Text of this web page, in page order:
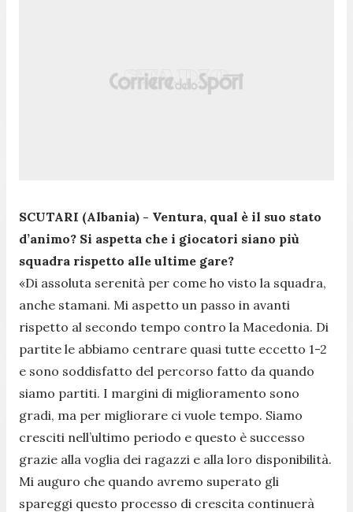
SCUTARI (Albania) - Ventura, qual è il suo stato
d’animo? Si aspetta che i giocatori siano più
squadra rispetto alle ultime gare?
«Di assoluta serenità per come ho visto la squadra,
anche stamani. Mi aspetto un passo in avanti
rispetto al secondo tempo contro la Macedonia. Di
partite le abbiamo centrare quasi tutte eccetto 1-2
e sono soddisfatto del percorso fatto da quando
siamo partiti. I margini di miglioramento sono
gradi, ma per migliorare ci vuole tempo. Siamo
cresciti nell’ultimo periodo e questo è successo
grazie alla voglia dei ragazzi e alla loro disponibilità.
Mi auguro che quando avremo superato gli
spareggi questo processo di crescita continuerà